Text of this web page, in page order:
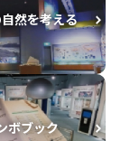
然を考える
ボブック